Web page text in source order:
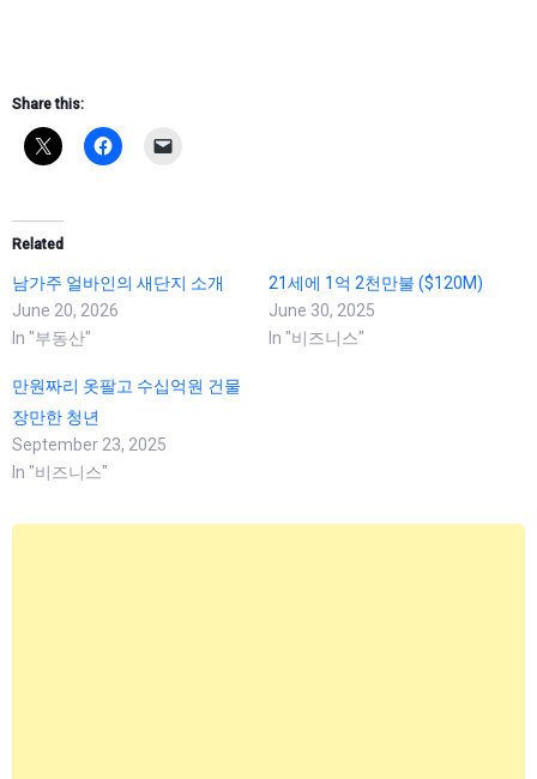
Share this:
Related
남가주 얼바인의 새단지 소개
June 20, 2026
In "부동산"
21세에 1억 2천만불 ($120M)
June 30, 2025
In "비즈니스"
만원짜리 옷팔고 수십억원 건물
장만한 청년
September 23, 2025
In "비즈니스"